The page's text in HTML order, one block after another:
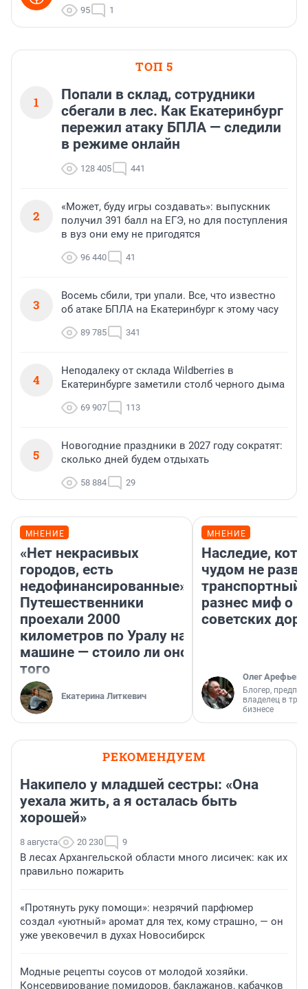
95 1
ТОП 5
1
Попали в склад, сотрудники
сбегали в лес. Как Екатеринбург
пережил атаку БПЛА — следили
в режиме онлайн
128 405 441
2
«Может, буду игры создавать»: выпускник
получил 391 балл на ЕГЭ, но для поступления
в вуз они ему не пригодятся
96 440 41
3
Восемь сбили, три упали. Все, что известно
об атаке БПЛА на Екатеринбург к этому часу
89 785 341
4
Неподалеку от склада Wildberries в
Екатеринбурге заметили столб черного дыма
69 907 113
5
Новогодние праздники в 2027 году сократят:
сколько дней будем отдыхать
58 884 29
МНЕНИЕ
«Нет некрасивых
городов, есть
недофинансированные».
Путешественники
проехали 2000
километров по Уралу на
машине — стоило ли оно
того
Екатерина Литкевич
МНЕНИЕ
Наследие,
чудом не
транспортный
разнес миф о
советских
Олег Арефьев
Блогер,
владелец в
бизнесе
РЕКОМЕНДУЕМ
Накипело у младшей сестры: «Она
уехала жить, а я осталась быть
хорошей»
8 августа 20 230 9
В лесах Архангельской области много лисичек: как их
правильно пожарить
«Протянуть руку помощи»: незрячий парфюмер
создал «уютный» аромат для тех, кому страшно, — он
уже увековечил в духах Новосибирск
Модные рецепты соусов от молодой хозяйки.
Консервирование помидоров, баклажанов, кабачков